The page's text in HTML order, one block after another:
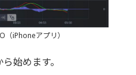
（iPhoneアプリ）
始めます。